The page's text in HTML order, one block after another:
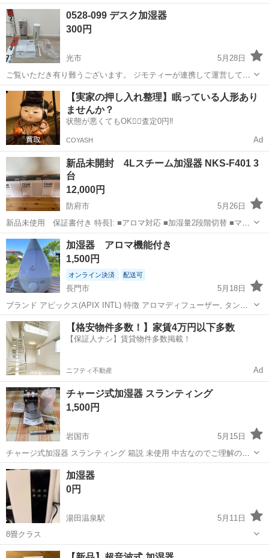
ます。 粗⼤ごみ等の減量を⽬的にまだ使えるものをリユースしていま
す。 ★★★★★ ご自宅にある不要品を是非ジモティースポットへお持
ち込みしません...
山口 光市 季節、空調家電
0528-099 デスク加湿器
300円
光市
5月28日
ご覧いただき有り難うございます。 ジモティーが連携して運営してい
ます。 粗⼤ごみ等の減量を⽬的にまだ使えるものをリユースしていま
す。 ★★★★★ ご自宅にある不要品を是非ジモティースポットへお持
ち込みしません...
山口 光市 季節、空調家電 リユース
【実家の押し入れ整理】眠っている人形あり
ませんか？
状態が悪くてもOK🙆‍♀️査定0円‼️
COYASH Ad
新品未開封 4Lスチーム加湿器 NKS-F401 3
台
12,000円
防府市
5月26日
新品未使用 保証書付き 特長]: ■アロマ対応 ■加湿量2段階切替 ■マグ
ネットプラグ [仕様]: ■最大加湿量:380ml ■適用床面積:木造約6畳/プレ
ハブ洋室約9畳 ■連続使用約22時間(弱運転時) ■サイズ:W2...
山口 防府市 季節、空調家電 スチーム
加湿器 アロマ機能付き
1,500円
オンライン決済 配送可
長門市
5月18日
ブランド アピックス(APIX INTL) 特徴 アロマディフューザー, タンク
取り外し可能, ナイトライト 色 ホワイト 容量 3.3 リットル 商品の寸
法 22奥行き x 22.7幅 x 33高さ cm 商品の重量 1....
山口 長門市 季節、空調家電 タンク
【格安物件多数！】家賃4万円以下多数
【保証人ナシ】賃貸物件多数掲載！
ニフティ不動産 Ad
チャージ式加湿器 スランティング
1,500円
岩国市
5月15日
チャージ式加湿器 スランティング 箱説 未使用 中古なのでご理解の上
ご購入お願いします。 神経質な方、完璧を求める方、ご遠慮ください❗️
プロフィールを見て❗️メッセージ問い合わせをお願いします。 地域未登
録の方、地域...
山口 岩国市 季節、空調家電
加湿器
0円
湯田温泉駅
5月11日
8畳クラス
山口 山口市 湯田温泉駅 季節、空調家電